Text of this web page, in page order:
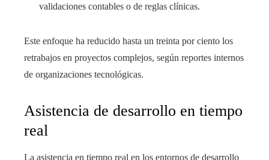
validaciones contables o de reglas clínicas.
Este enfoque ha reducido hasta un treinta por ciento los
retrabajos en proyectos complejos, según reportes internos
de organizaciones tecnológicas.
Asistencia de desarrollo en tiempo
real
La asistencia en tiempo real en los entornos de desarrollo